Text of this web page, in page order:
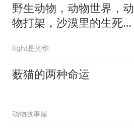
野生动物，动物世界，动
物打架，沙漠里的生死较
light是光华
薮猫的两种命运
动物故事屋